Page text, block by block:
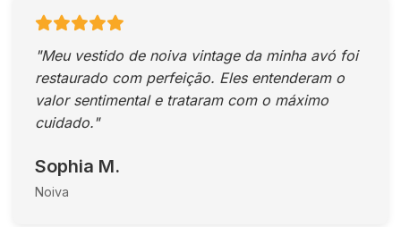
"Meu vestido de noiva vintage da minha avó foi
restaurado com perfeição. Eles entenderam o
valor sentimental e trataram com o máximo
cuidado."
Sophia M.
Noiva